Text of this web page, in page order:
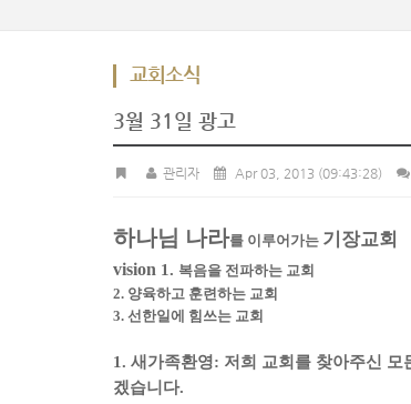
교회소식
3월 31일 광고
관리자 Apr 03, 2013 (09:43:28)
하나님 나라를 이루어가는 기장교회
vision 1. 복음을 전파하는 교회
2. 양육하고 훈련하는 교회
3. 선한일에 힘쓰는 교회
1. 새가족환영: 저희 교회를 찾아주신
겠습니다.